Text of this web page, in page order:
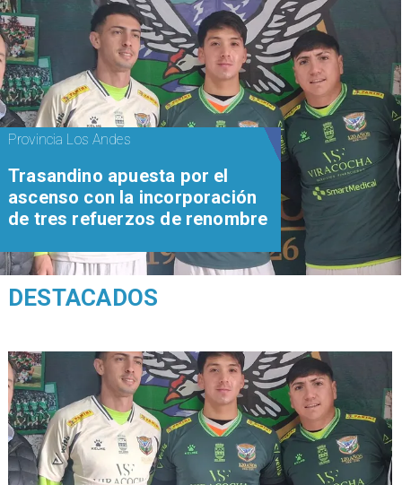
Provincia Los Andes
Trasandino apuesta por el
ascenso con la incorporación
de tres refuerzos de renombre
DESTACADOS